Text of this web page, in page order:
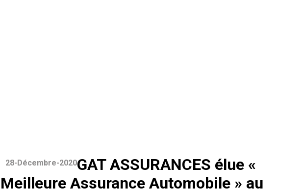
28-Décembre-2020GAT ASSURANCES élue «
Meilleure Assurance Automobile » au